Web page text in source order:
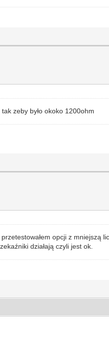
zeby było okoko 1200ohm
opcji z mniejszą
działają czyli jest ok.